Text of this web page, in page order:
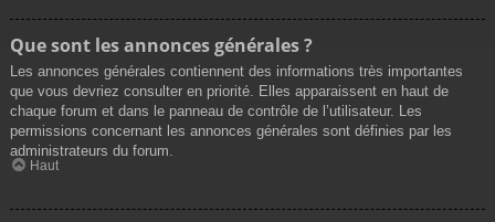
Que sont les annonces générales ?
Les annonces générales contiennent des informations très importantes
que vous devriez consulter en priorité. Elles apparaissent en haut de
chaque forum et dans le panneau de contrôle de l’utilisateur. Les
permissions concernant les annonces générales sont définies par les
administrateurs du forum.
Haut